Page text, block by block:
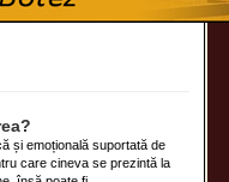
și emoțională suportată de
care cineva se prezintă la